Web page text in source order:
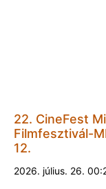
22. CineFest
Filmfesztivál-
12.
2026. július. 26.